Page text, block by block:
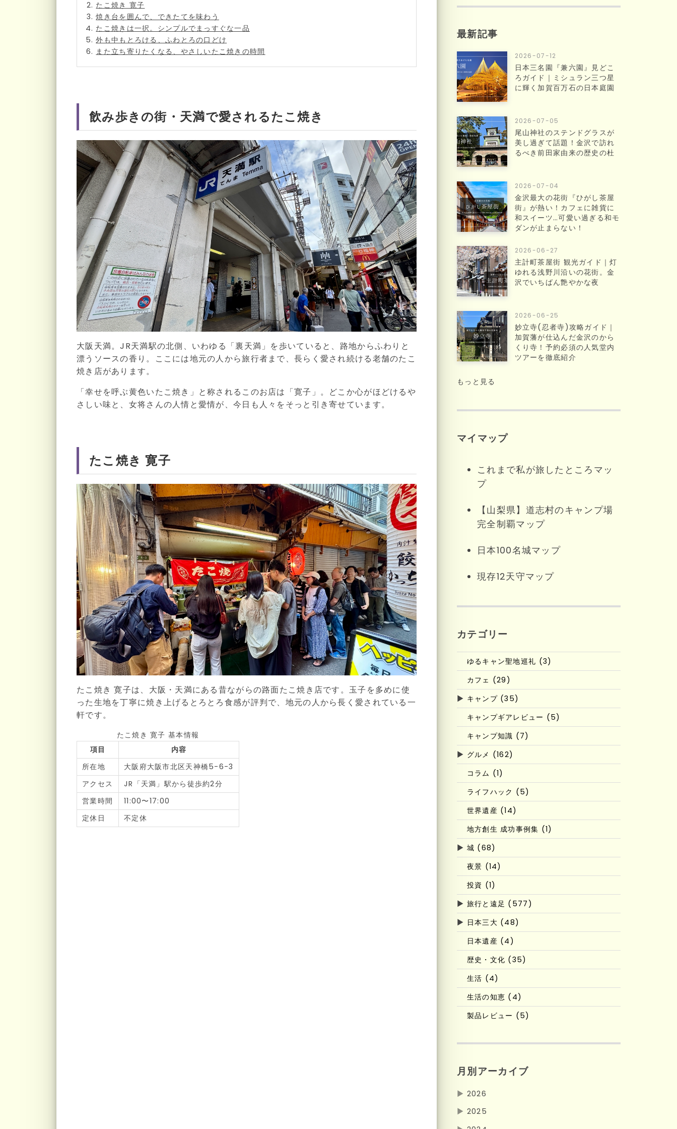
たこ焼き 寛子
焼き台を囲んで、できたてを味わう
たこ焼きは一択。シンプルでまっすぐな一品
外も中もとろける、ふわとろの口どけ
また立ち寄りたくなる、やさしいたこ焼きの時間
飲み歩きの街・天満で愛されるたこ焼き
大阪天満。JR天満駅の北側、いわゆる「裏天満」を歩いていると、路地からふわりと
漂うソースの香り。ここには地元の人から旅行者まで、長らく愛され続ける老舗のたこ
焼き店があります。
「幸せを呼ぶ黄色いたこ焼き」と称されるこのお店は「寛子」。どこか心がほどけるや
さしい味と、女将さんの人情と愛情が、今日も人々をそっと引き寄せています。
たこ焼き 寛子
たこ焼き 寛子は、大阪・天満にある昔ながらの路面たこ焼き店です。玉子を多めに使
った生地を丁寧に焼き上げるとろとろ食感が評判で、地元の人から長く愛されている一
軒です。
たこ焼き 寛子 基本情報
項目
内容
所在地
大阪府大阪市北区天神橋5-6-3
アクセス
JR「天満」駅から徒歩約2分
営業時間
11:00〜17:00
定休日
不定休
最新記事
2026-07-12
日本三名園『兼六園』見どこ
ろガイド｜ミシュラン三つ星
に輝く加賀百万石の日本庭園
2026-07-05
尾山神社のステンドグラスが
美し過ぎて話題！金沢で訪れ
るべき前田家由来の歴史の杜
2026-07-04
金沢最大の花街『ひがし茶屋
街』が熱い！カフェに雑貨に
和スイーツ…可愛い過ぎる和モ
ダンが止まらない！
2026-06-27
主計町茶屋街 観光ガイド｜灯
ゆれる浅野川沿いの花街。金
沢でいちばん艶やかな夜
2026-06-25
妙立寺(忍者寺)攻略ガイド｜
加賀藩が仕込んだ金沢のから
くり寺！予約必須の人気堂内
ツアーを徹底紹介
もっと見る
マイマップ
これまで私が旅したところマッ
プ
【山梨県】道志村のキャンプ場
完全制覇マップ
日本100名城マップ
現存12天守マップ
カテゴリー
ゆるキャン聖地巡礼 (3)
カフェ (29)
▶ キャンプ (35)
キャンプギアレビュー (5)
キャンプ知識 (7)
▶ グルメ (162)
コラム (1)
ライフハック (5)
世界遺産 (14)
地方創生 成功事例集 (1)
▶ 城 (68)
夜景 (14)
投資 (1)
▶ 旅行と遠足 (577)
▶ 日本三大 (48)
日本遺産 (4)
歴史・文化 (35)
生活 (4)
生活の知恵 (4)
製品レビュー (5)
月別アーカイブ
▶ 2026
▶ 2025